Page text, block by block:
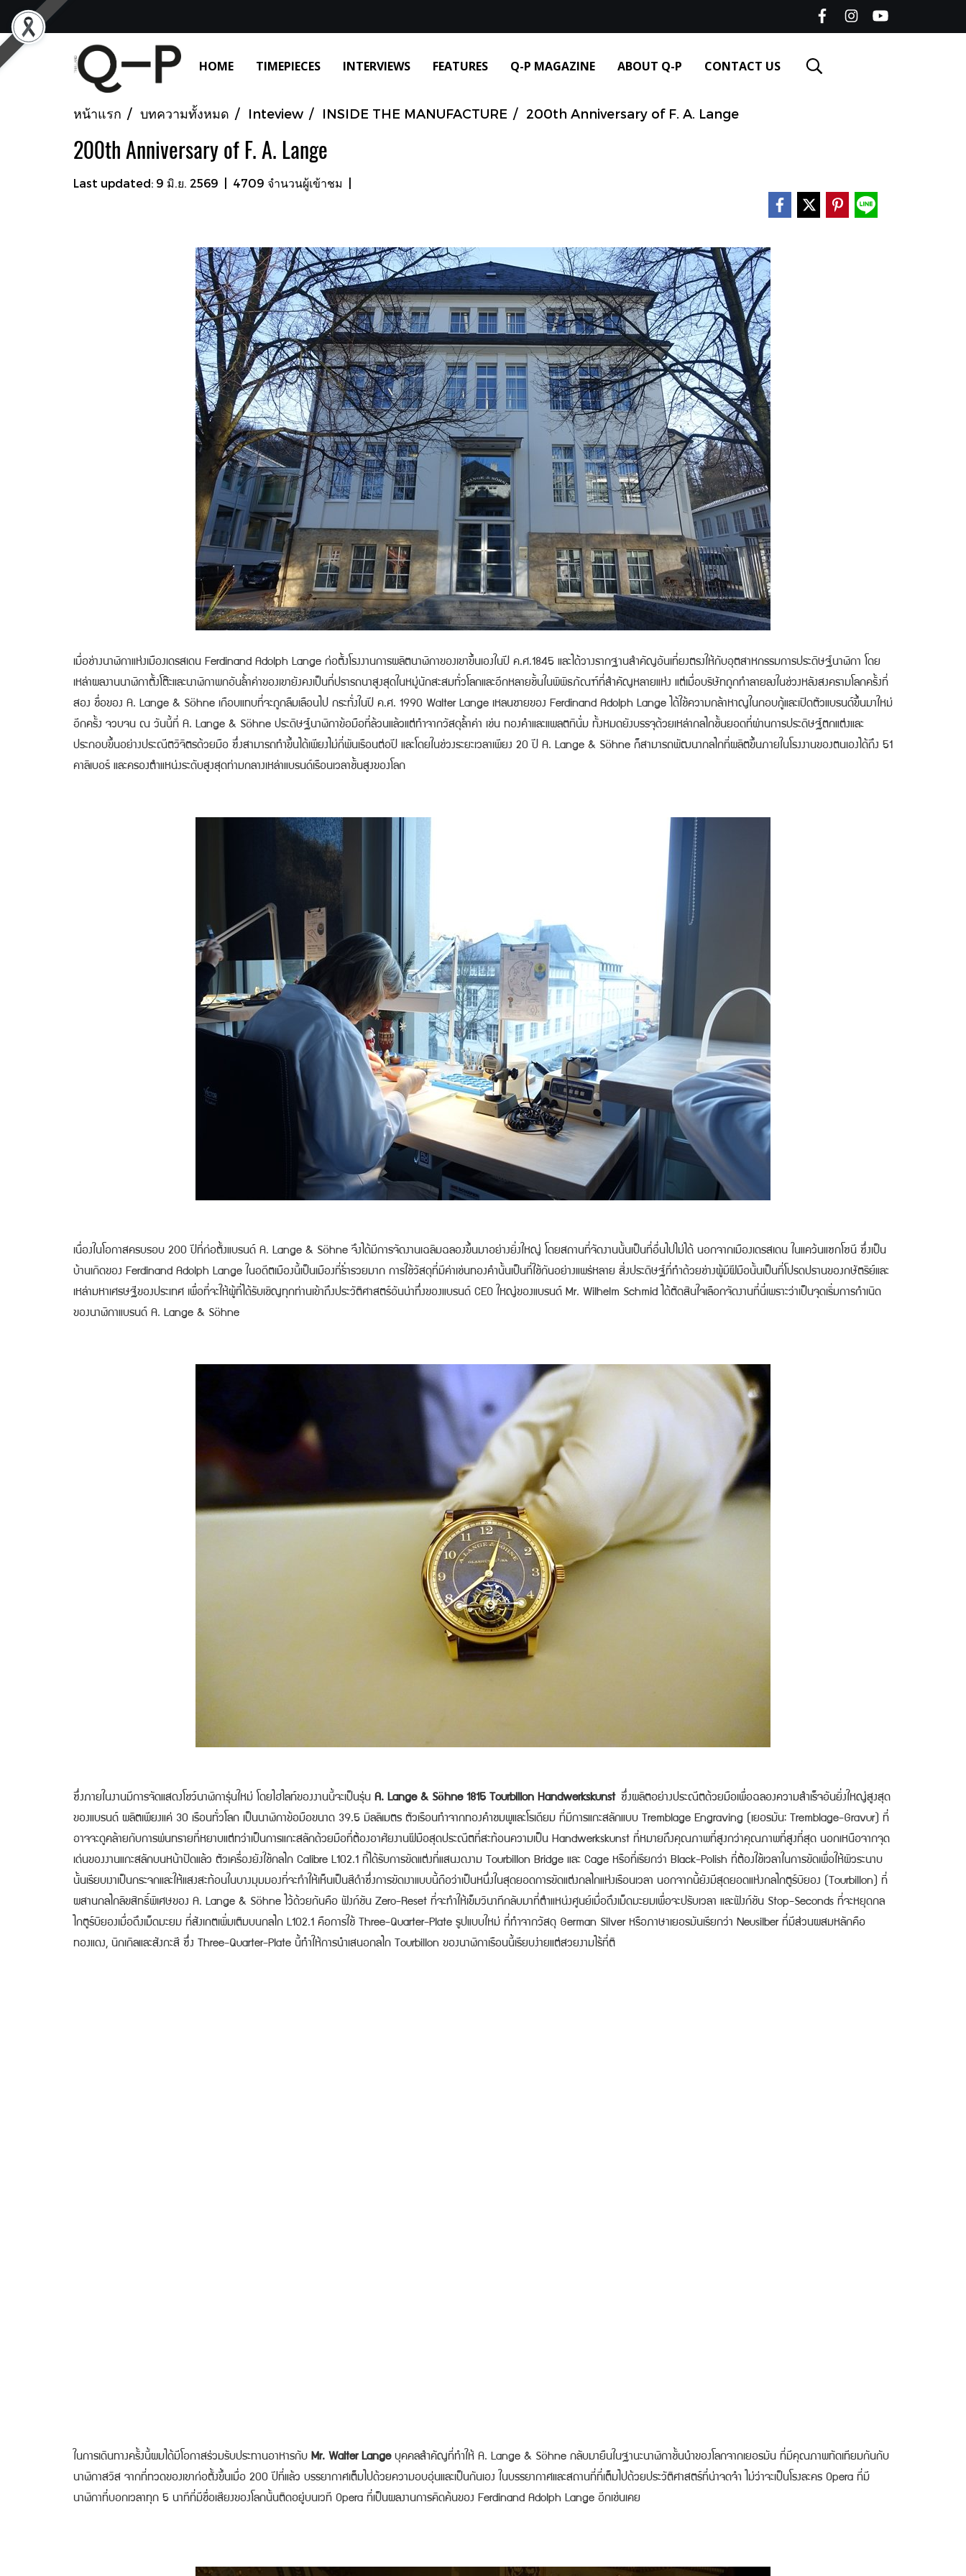
HOME TIMEPIECES INTERVIEWS FEATURES Q-P MAGAZINE ABOUT Q-P CONTACT US
หน้าแรก บทความทั้งหมด Inteview INSIDE THE MANUFACTURE 200th Anniversary of F. A. Lange
200th Anniversary of F. A. Lange
Last updated: 9 มิ.ย. 2569 4709 จำนวนผู้เข้าชม
เมื่อช่างนาฬิกาแห่งเมืองเดรสเดน Ferdinand Adolph Lange ก่อตั้งโรงงานการผลิตนาฬิกาของเขาขึ้นเองในปี ค.ศ.1845 และได้วางรากฐานสำคัญอันเที่ยงตรงให้กับอุตสาหกรรมการประดิษฐ์นาฬิกา โดย
เหล่าผลงานนาฬิกาตั้งโต๊ะและนาฬิกาพกอันล้ำค่าของเขายังคงเป็นที่ปรารถนาสูงสุดในหมู่นักสะสมทั่วโลกและอีกหลายชิ้นในพิพิธภัณฑ์ที่สำคัญหลายแห่ง แต่เมื่อบริษัทถูกทำลายลงในช่วงหลังสงครามโลกครั้งที่
สอง ชื่อของ A. Lange & Söhne เกือบแทบที่จะถูกลืมเลือนไป กระทั่งในปี ค.ศ. 1990 Walter Lange เหลนชายของ Ferdinand Adolph Lange ได้ใช้ความกล้าหาญในกอบกู้และเปิดตัวแบรนด์ขึ้นมาใหม่
อีกครั้ง จวบจน ณ วันนี้ที่ A. Lange & Söhne ประดิษฐ์นาฬิกาข้อมือที่ล้วนแล้วแต่ทำจากวัสดุล้ำค่า เช่น ทองคำและแพลตทินั่ม ทั้งหมดยังบรรจุด้วยเหล่ากลไกชั้นยอดที่ผ่านการประดิษฐ์ตกแต่งและ
ประกอบขึ้นอย่างประณีตวิจิตรด้วยมือ ซึ่งสามารถทำขึ้นได้เพียงไม่กี่พันเรือนต่อปี และโดยในช่วงระยะเวลาเพียง 20 ปี A. Lange & Söhne ก็สามารถพัฒนากลไกที่ผลิตขึ้นภายในโรงงานของตนเองได้ถึง 51
คาลิเบอร์ และครองตำแหน่งระดับสูงสุดท่ามกลางเหล่าแบรนด์เรือนเวลาชั้นสูงของโลก
เนื่องในโอกาสครบรอบ 200 ปีที่ก่อตั้งแบรนด์ A. Lange & Söhne จึงได้มีการจัดงานเฉลิมฉลองขึ้นมาอย่างยิ่งใหญ่ โดยสถานที่จัดงานนั้นเป็นที่อื่นไปไม่ได้ นอกจากเมืองเดรสเดน ในแคว้นแซกโซนี ซึ่งเป็น
บ้านเกิดของ Ferdinand Adolph Lange ในอดีตเมืองนี้เป็นเมืองที่ร่ำรวยมาก การใช้วัสดุที่มีค่าเช่นทองคำนั้นเป็นที่ใช้กันอย่างแพร่หลาย สิ่งประดิษฐ์ที่ทำด้วยช่างผู้มีฝีมือนั้นเป็นที่โปรดปรานของกษัตริย์และ
เหล่ามหาเศรษฐีของประเทศ เพื่อที่จะให้ผู้ที่ได้รับเชิญทุกท่านเข้าถึงประวัติศาสตร์อันน่าทึ่งของแบรนด์ CEO ใหญ่ของแบรนด์ Mr. Wilhelm Schmid ได้ตัดสินใจเลือกจัดงานที่นี่เพราะว่าเป็นจุดเริ่มการกำเนิด
ของนาฬิกาแบรนด์ A. Lange & Söhne
ซึ่งภายในงานมีการจัดแสดงโชว์นาฬิการุ่นใหม่ โดยไฮไลท์ของงานนี้จะเป็นรุ่น A. Lange & Söhne 1815 Tourbillon Handwerkskunstซึ่งผลิตอย่างประณีตด้วยมือเพื่อฉลองความสำเร็จอันยิ่งใหญ่สูงสุด
ของแบรนด์ ผลิตเพียงแค่ 30 เรือนทั่วโลก เป็นนาฬิกาข้อมือขนาด 39.5 มิลลิเมตร ตัวเรือนทำจากทองคำชมพูและโรเดียม ที่มีการแกะสลักแบบ Tremblage Engraving (เยอรมัน: Tremblage-Gravur) ที่
อาจจะดูคล้ายกับการพ่นทรายที่หยาบแต่ทว่าเป็นการแกะสลักด้วยมือที่ต้องอาศัยงานฝีมือสุดประณีตที่สะท้อนความเป็น Handwerkskunst ที่หมายถึงคุณภาพที่สูงกว่าคุณภาพที่สูงที่สุด นอกเหนือจากจุด
เด่นของงานแกะสลักบนหน้าปัดแล้ว ตัวเครื่องยังใช้กลไก Calibre L102.1 ที่ได้รับการขัดแต่งที่แสนงดงาม Tourbillon Bridge และ Cage หรือที่เรียกว่า Black-Polish ที่ต้องใช้เวลาในการขัดเพื่อให้ผิวระนาบ
นั้นเรียบเงาเป็นกระจกและให้แสงสะท้อนในบางมุมมองที่จะทำให้เห็นเป็นสีดำซึ่งการขัดเงาแบบนี้ถือว่าเป็นหนึ่งในสุดยอดการขัดแต่งกลไกแห่งเรือนเวลา นอกจากนี้ยังมีสุดยอดแห่งกลไกตูร์บิยอง (Tourbillon) ที่
ผสานกลไกลิขสิทธิ์พิเศษของ A. Lange & Söhne ไว้ด้วยกันคือ ฟังก์ชัน Zero-Reset ที่จะทำให้เข็มวินาทีกลับมาที่ตำแหน่งศูนย์เมื่อดึงเม็ดมะยมเพื่อจะปรับเวลา และฟังก์ชัน Stop-Seconds ที่จะหยุดกล
ไกตูร์บิยองเมื่อดึงเม็ดมะยม ที่สังเกตเพิ่มเติมบนกลไก L102.1 คือการใช้ Three-Quarter-Plate รูปแบบใหม่ ที่ทำจากวัสดุ German Silver หรือภาษาเยอรมันเรียกว่า Neusilber ที่มีส่วนผสมหลักคือ
ทองแดง, นิกเกิลและสังกะสี ซึ่ง Three-Quarter-Plate นี้ทำให้การนำเสนอกลไก Tourbillon ของนาฬิกาเรือนนี้เรียบง่ายแต่สวยงามไร้ที่ติ
ในการเดินทางครั้งนี้ผมได้มีโอกาสร่วมรับประทานอาหารกับ Mr. Walter Langeบุคคลสำคัญที่ทำให้ A. Lange & Söhne กลับมายืนในฐานะนาฬิกาชั้นนำของโลกจากเยอรมัน ที่มีคุณภาพทัดเทียมกันกับ
นาฬิกาสวิส จากที่ทวดของเขาก่อตั้งขึ้นเมื่อ 200 ปีที่แล้ว บรรยากาศเต็มไปด้วยความอบอุ่นและเป็นกันเอง ในบรรยากาศและสถานที่ที่เต็มไปด้วยประวัติศาสตร์ที่น่าจดจำ ไม่ว่าจะเป็นโรงละคร Opera ที่มี
นาฬิกาที่บอกเวลาทุก 5 นาทีที่มีชื่อเสียงของโลกนั้นติดอยู่บนเวที Opera ที่เป็นผลงานการคิดค้นของ Ferdinand Adolph Lange อีกเช่นเคย